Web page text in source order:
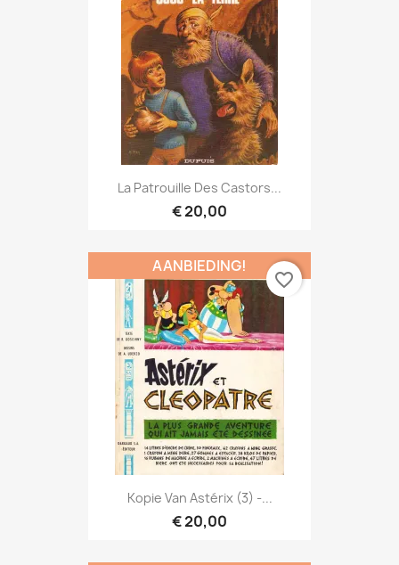
La Patrouille Des Castors...
€ 20,00
Kopie Van Astérix (3) -...
€ 20,00
AANBIEDING!
favorite_border